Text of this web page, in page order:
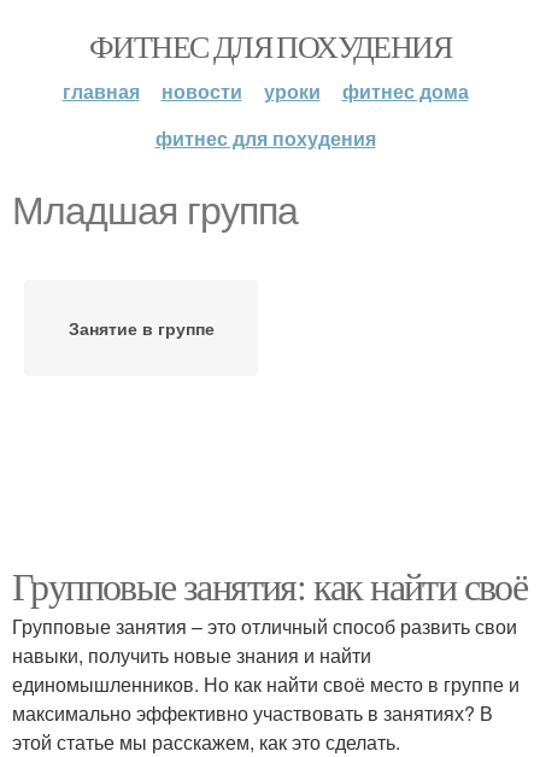
ФИТНЕС ДЛЯ ПОХУДЕНИЯ
главная новости уроки
фитнес дома
фитнес для похудения
Младшая группа
Занятие в группе
Групповые занятия: как найти своё
Групповые занятия – это отличный способ развить свои
навыки, получить новые знания и найти
единомышленников. Но как найти своё место в группе и
максимально эффективно участвовать в занятиях? В
этой статье мы расскажем, как это сделать.